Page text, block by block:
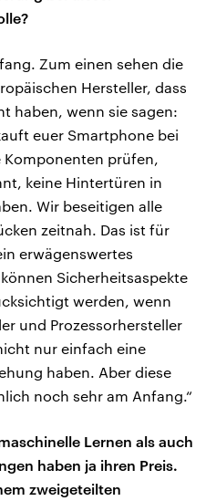
Zum einen sehen die
Hersteller, dass
haben, wenn sie sagen:
euer Smartphone bei
Komponenten prüfen,
keine Hintertüren in
Wir beseitigen alle
zeitnah. Das ist für
erwägenswertes
Sicherheitsaspekte
werden, wenn
und Prozessorhersteller
nur einfach eine
haben. Aber diese
noch sehr am Anfang.“
Lernen als auch
haben ja ihren Preis.
zweigeteilten